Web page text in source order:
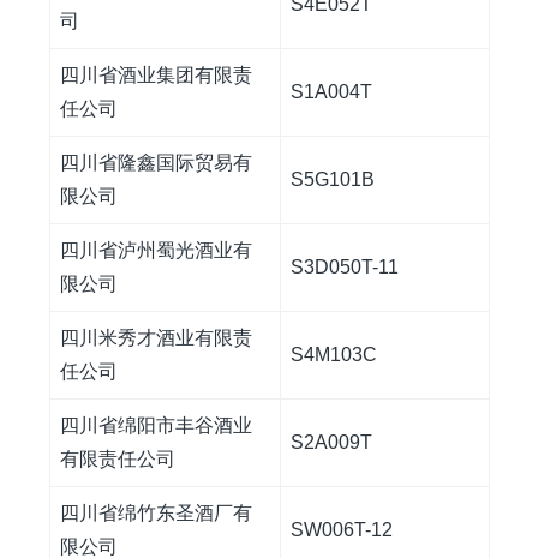
司
四川省酒业集团有限责
任公司
S1A004T
四川省隆鑫国际贸易有
限公司
S5G101B
四川省泸州蜀光酒业有
限公司
S3D050T-11
四川米秀才酒业有限责
任公司
S4M103C
四川省绵阳市丰谷酒业
有限责任公司
S2A009T
四川省绵竹东圣酒厂有
限公司
SW006T-12